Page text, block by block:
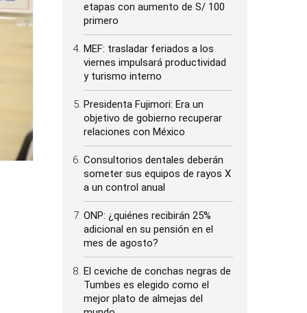
etapas con aumento de S/ 100
primero
MEF: trasladar feriados a los
viernes impulsará productividad
y turismo interno
Presidenta Fujimori: Era un
objetivo de gobierno recuperar
relaciones con México
Consultorios dentales deberán
someter sus equipos de rayos X
a un control anual
ONP: ¿quiénes recibirán 25%
adicional en su pensión en el
mes de agosto?
El ceviche de conchas negras de
Tumbes es elegido como el
mejor plato de almejas del